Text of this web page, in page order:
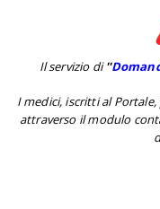
Il servizio di''
I medici, iscritti al
attraverso il modulo